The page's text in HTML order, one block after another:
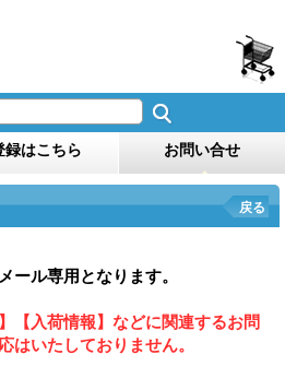
録はこちら お問い合せ
戻る
ール専用となります。
【入荷情報】などに関連するお問
はいたしておりません。